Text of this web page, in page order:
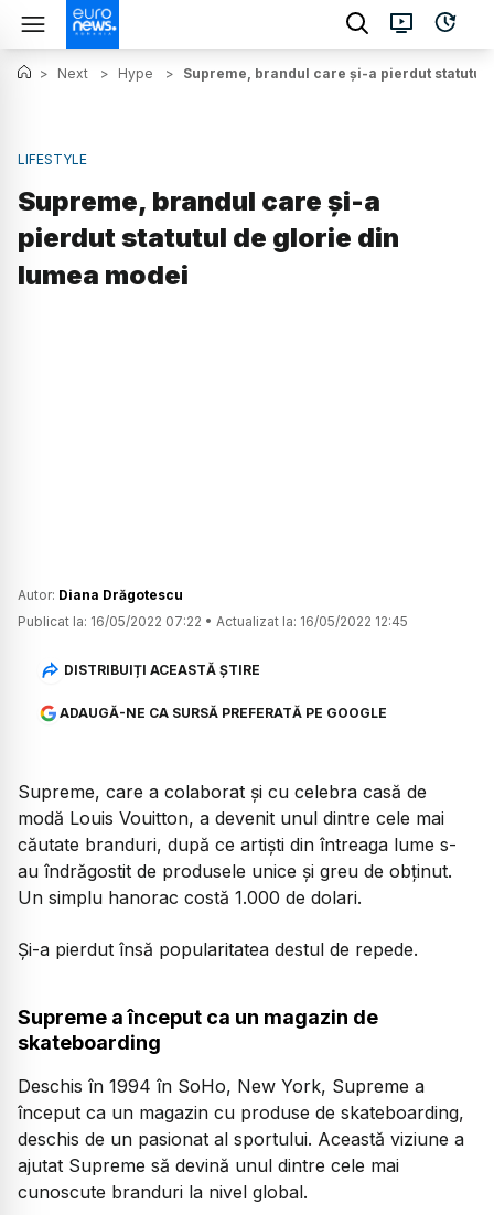
> Next > Hype > Supreme, brandul care și-a pierdut statutul
LIFESTYLE
Supreme, brandul care și-a
pierdut statutul de glorie din
lumea modei
Autor: Diana Drăgotescu
Publicat la: 16/05/2022 07:22 • Actualizat la: 16/05/2022 12:45
DISTRIBUIȚI ACEASTĂ ȘTIRE
ADAUGĂ-NE CA SURSĂ PREFERATĂ PE GOOGLE
Supreme, care a colaborat și cu celebra casă de
modă Louis Vouitton, a devenit unul dintre cele mai
căutate branduri, după ce artiști din întreaga lume s-
au îndrăgostit de produsele unice și greu de obținut.
Un simplu hanorac costă 1.000 de dolari.
Și-a pierdut însă popularitatea destul de repede.
Supreme a început ca un magazin de
skateboarding
Deschis în 1994 în SoHo, New York, Supreme a
început ca un magazin cu produse de skateboarding,
deschis de un pasionat al sportului. Această viziune a
ajutat Supreme să devină unul dintre cele mai
cunoscute branduri la nivel global.